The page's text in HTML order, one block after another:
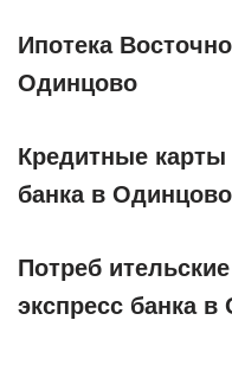
Ипотека
Одинцово
Кредитные карты
банка в Одинцово
Потреб
экспресс банка